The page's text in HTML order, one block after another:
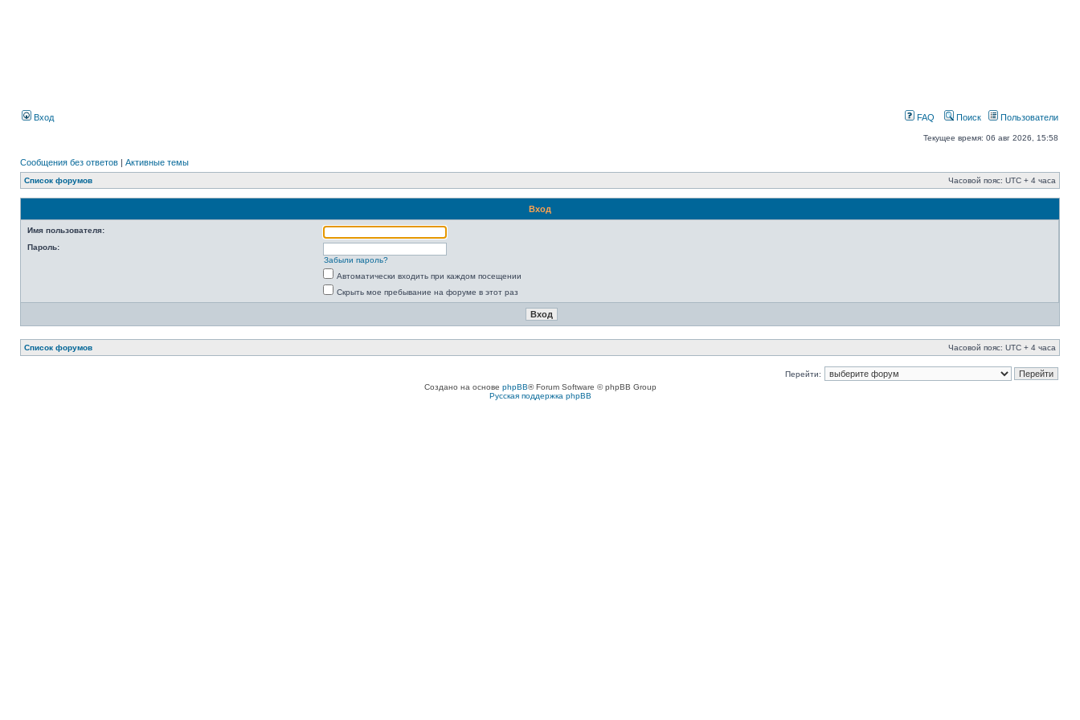
Вход FAQ Поиск Пользователи
Текущее время: 06 авг 2026, 15:58
Сообщения без ответов | Активные темы
Список форумов Часовой пояс: UTC + 4 часа
Вход
Имя пользователя:
Пароль:
Забыли пароль?
Автоматически входить при каждом посещении
Скрыть мое пребывание на форуме в этот раз
Список форумов Часовой пояс: UTC + 4 часа
Перейти:
Создано на основе phpBB® Forum Software © phpBB Group
Русская поддержка phpBB